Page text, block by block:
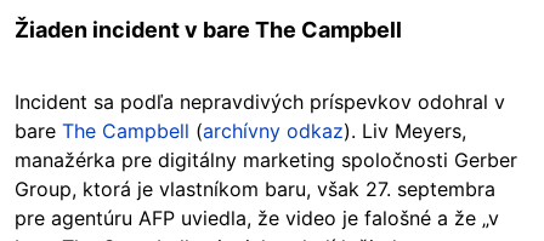
Žiaden incident v bare The Campbell
Incident sa podľa nepravdivých príspevkov odohral v
bare The Campbell (archívny odkaz). Liv Meyers,
manažérka pre digitálny marketing spoločnosti Gerber
Group, ktorá je vlastníkom baru, však 27. septembra
pre agentúru AFP uviedla, že video je falošné a že „v